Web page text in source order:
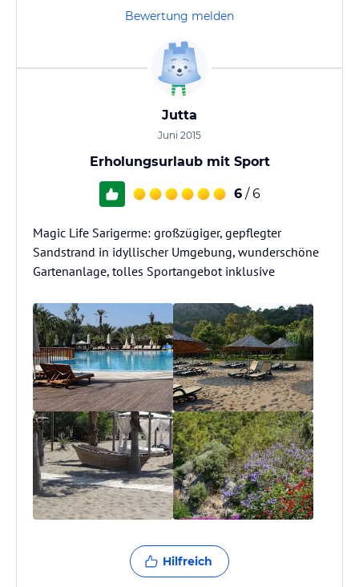
Bewertung melden
Jutta
Juni 2015
Erholungsurlaub mit Sport
6 / 6
Magic Life Sarigerme: großzügiger, gepflegter
Sandstrand in idyllischer Umgebung, wunderschöne
Gartenanlage, tolles Sportangebot inklusive
Hilfreich